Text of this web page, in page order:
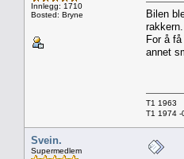
Innlegg: 1710
Bosted: Bryne
Bilen
rakkern.
For å
annet
T1 1963
T1 1974 -
Svein.
Supermedlem